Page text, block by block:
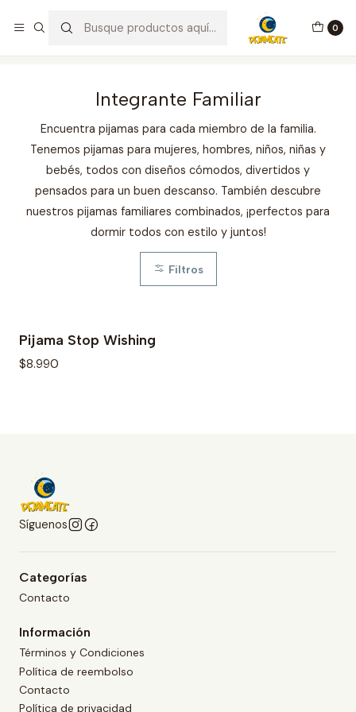
0
Integrante Familiar
Encuentra pijamas para cada miembro de la familia.
Tenemos pijamas para mujeres, hombres, niños, niñas y
bebés, todos con diseños cómodos, divertidos y
pensados para un buen descanso. También descubre
nuestros pijamas familiares combinados, ¡perfectos para
dormir todos con estilo y juntos!
Filtros
Pijama Stop Wishing
$8.990
Síguenos
Categorías
Contacto
Información
Términos y Condiciones
Política de reembolso
Contacto
Política de privacidad